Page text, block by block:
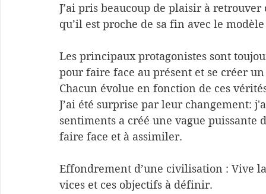
J’ai pris beaucoup de plaisir à
qu’il est proche de sa fin avec le
Les principaux protagonistes sont
pour faire face au présent et se créer
Chacun évolue en fonction de ces
J’ai été surprise par leur changement:
sentiments a créé une vague
faire face et à assimiler.
Effondrement d’une civilisation : Vive
vices et ces objectifs à définir.